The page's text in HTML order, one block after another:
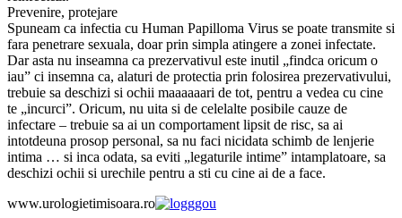
Prevenire, protejare
Spuneam ca infectia cu Human Papilloma Virus se poate transmite si
fara penetrare sexuala, doar prin simpla atingere a zonei infectate.
Dar asta nu inseamna ca prezervativul este inutil „findca oricum o
iau” ci insemna ca, alaturi de protectia prin folosirea prezervativului,
trebuie sa deschizi si ochii maaaaaari de tot, pentru a vedea cu cine
te „incurci”. Oricum, nu uita si de celelalte posibile cauze de
infectare – trebuie sa ai un comportament lipsit de risc, sa ai
intotdeuna prosop personal, sa nu faci nicidata schimb de lenjerie
intima … si inca odata, sa eviti „legaturile intime” intamplatoare, sa
deschizi ochii si urechile pentru a sti cu cine ai de a face.
www.urologietimisoara.ro